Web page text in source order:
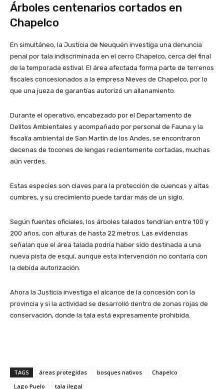
Árboles centenarios cortados en
Chapelco
En simultáneo, la Justicia de Neuquén investiga una denuncia
penal por tala indiscriminada en el cerro Chapelco, cerca del final
de la temporada estival. El área afectada forma parte de terrenos
fiscales concesionados a la empresa Nieves de Chapelco, por lo
que una jueza de garantías autorizó un allanamiento.
Durante el operativo, encabezado por el Departamento de
Delitos Ambientales y acompañado por personal de Fauna y la
fiscalía ambiental de San Martín de los Andes, se encontraron
decenas de tocones de lengas recientemente cortadas, muchas
aún verdes.
Estas especies son claves para la protección de cuencas y altas
cumbres, y su crecimiento puede tardar más de un siglo.
Según fuentes oficiales, los árboles talados tendrían entre 100 y
200 años, con alturas de hasta 22 metros. Las evidencias
señalan que el área talada podría haber sido destinada a una
nueva pista de esquí, aunque esta intervención no contaría con
la debida autorización.
Ahora la Justicia investiga el alcance de la concesión con la
provincia y si la actividad se desarrolló dentro de zonas rojas de
conservación, donde la tala está expresamente prohibida.
TAGS áreas protegidas bosques nativos
Chapelco
Lago Puelo
tala ilegal